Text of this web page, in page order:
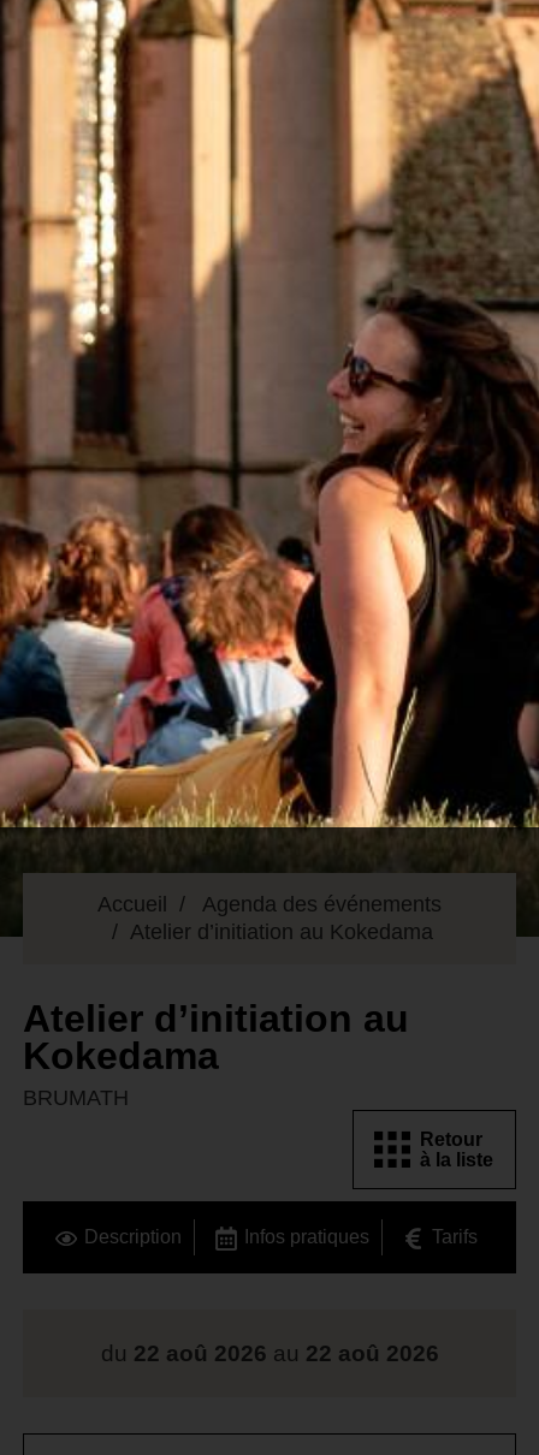
Accueil
Agenda des événements
Atelier d’initiation au Kokedama
Atelier d’initiation au
Kokedama
BRUMATH
Retour
à la liste
Description Infos pratiques Tarifs
du 22 aoû 2026 au 22 aoû 2026